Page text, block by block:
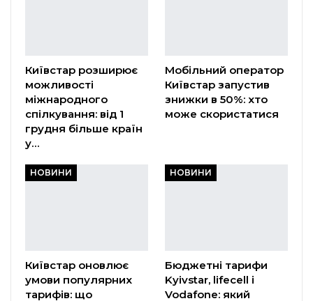
Київстар розширює
можливості
міжнародного
спілкування: від 1
грудня більше країн
у…
Мобільний оператор
Київстар запустив
знижки в 50%: хто
може скористатися
НОВИНИ
Київстар оновлює
умови популярних
тарифів: що
НОВИНИ
Бюджетні тарифи
Kyivstar, lifecell і
Vodafone: який